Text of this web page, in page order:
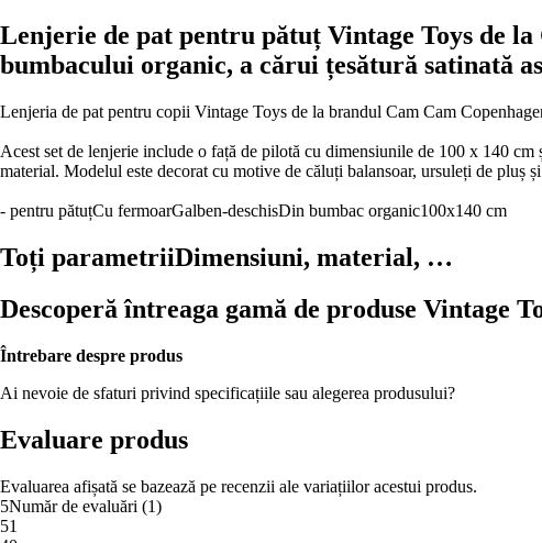
Lenjerie de pat pentru pătuț Vintage Toys de
bumbacului organic, a cărui țesătură satinată
Lenjeria de pat pentru copii Vintage Toys de la brandul Cam Cam
Acest set de lenjerie include o față de pilotă cu dimensiunile de 100 x 140
material. Modelul este decorat cu motive de căluți balansoar, ursuleți de pluș
- pentru pătuțCu fermoarGalben-deschisDin bumbac organic100x140 cm
Toți parametriiDimensiuni, material, …
Descoperă întreaga gamă de produse Vintage
Întrebare despre produs
Ai nevoie de sfaturi privind specificațiile sau alegerea produsului?
Evaluare produs
Evaluarea afișată se bazează pe recenzii ale variațiilor acestui produs.
5Număr de evaluări (1)
51